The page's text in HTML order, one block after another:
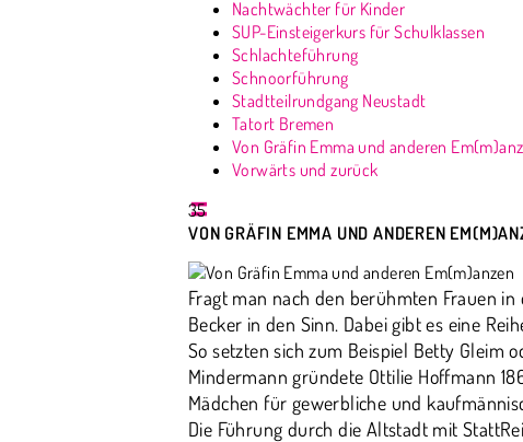
Nachtwächter für Kinder
SUP-Einsteigerkurs für Schulklassen
Schlachteführung
Schnoorführung
Stadtteilrundgang Neustadt
Tatort Bremen
Von Gräfin Emma und anderen
Vorwärts und zurück
35
VON GRÄFIN EMMA UND ANDEREN
Fragt man nach den berühmten Frauen
Becker in den Sinn. Dabei gibt es eine
So setzten sich zum Beispiel Betty Gleim
Mindermann gründete Ottilie Hoffmann
Mädchen für gewerbliche und
Die Führung durch die Altstadt mit